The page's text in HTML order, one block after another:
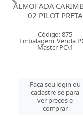
ALMOFADA
02 PILOT PRETA
Código: 875
Embalagem: Venda
Master PC\1
Faça seu login ou
cadastre-se para
ver preços e
comprar